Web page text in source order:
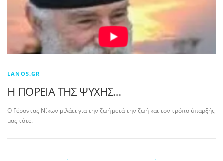
LANOS.GR
Η ΠΟΡΕΙΑ ΤΗΣ ΨΥΧΗΣ…
Ο Γέροντας Νίκων μιλάει για την ζωή μετά την ζωή και τον τρόπο ύπαρξής
μας τότε.